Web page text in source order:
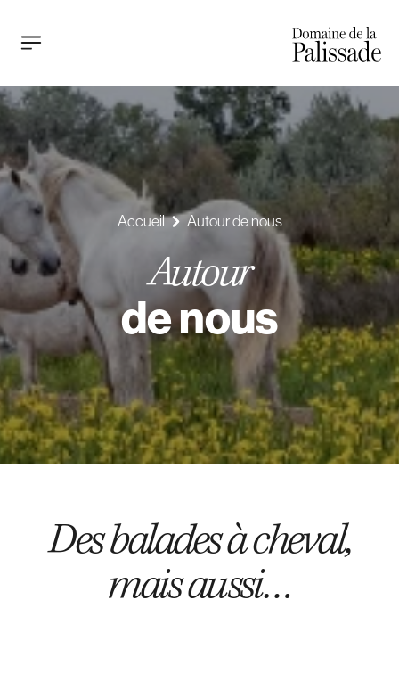
Accueil Autour de nous
Autour
de nous
Des balades à cheval,
mais aussi…